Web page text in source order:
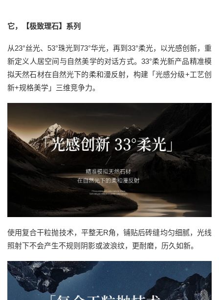
它，【极致理石】系列
从23°丝光、53°珠光到73°华光，再到33°柔光，以光感创新，重
新定义人居空间与自然美学的对话方式。33°柔光新产品精准模
拟天然石材在自然光下的柔和漫反射，构建「光感分级+工艺创
新+规格美学」三维竞争力。
使用复合干粒抛技术，平整无R角，铺贴后砖缝均匀细腻，光线
照射下不会产生不规则阴影或波浪纹，更耐磨，历久如新。